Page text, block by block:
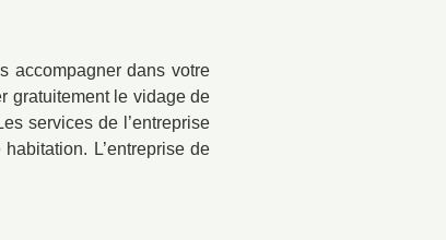
accompagner dans votre
gratuitement le vidage de
services de l’entreprise
L’entreprise de